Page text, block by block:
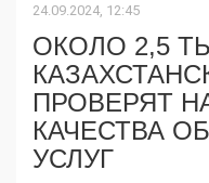
24.09.2024, 12:45
ОКОЛО 2,5
ПРОВЕРЯТ
КАЧЕСТВА
УСЛУГ